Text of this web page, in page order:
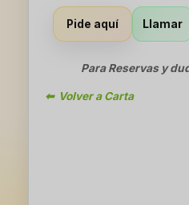
Pide aquí Llamar
Para Reservas y
⬅ Volver a Carta